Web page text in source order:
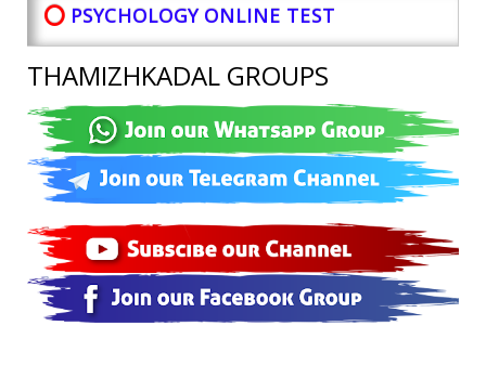
⭕ PSYCHOLOGY ONLINE TEST
THAMIZHKADAL GROUPS